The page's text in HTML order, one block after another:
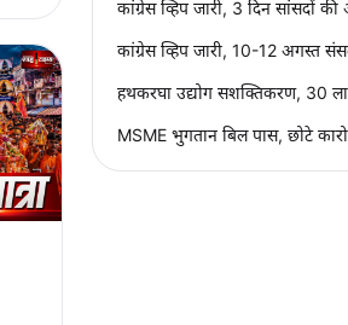
कांग्रेस व्हिप जारी, 3 दिन सांसदों की
कांग्रेस व्हिप जारी, 10-12 अगस्त
हथकरघा उद्योग सशक्तिकरण, 30
MSME भुगतान बिल पास, छोटे